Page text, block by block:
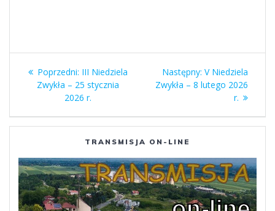
Nawigacja
wpisu
Poprzedni: Poprzedni
wpis:
III Niedziela
Zwykła – 25 stycznia
2026 r.
Następny: Następny
wpis:
V Niedziela
Zwykła – 8 lutego 2026
r.
TRANSMISJA ON-LINE